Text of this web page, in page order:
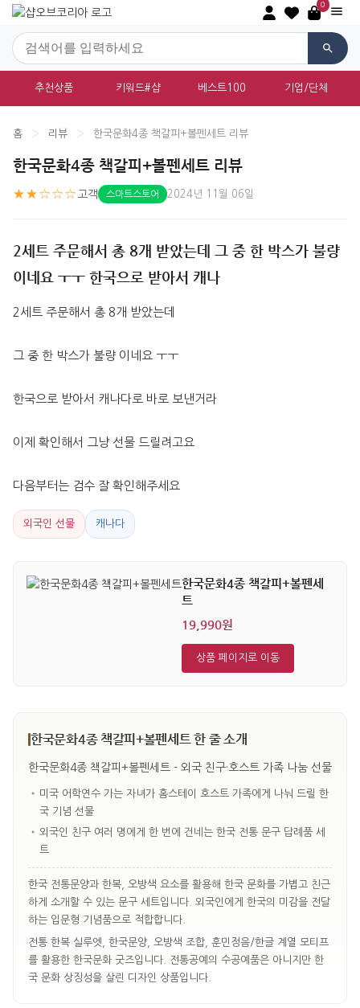
0
추천상품 키워드#샵 베스트100 기업/단체
홈 › 리뷰 › 한국문화4종 책갈피+볼펜세트 리뷰
한국문화4종 책갈피+볼펜세트 리뷰
★★☆☆☆ 고객 스마트스토어 2024년 11월 06일
2세트 주문해서 총 8개 받았는데 그 중 한 박스가 불량
이네요 ㅜㅜ 한국으로 받아서 캐나
2세트 주문해서 총 8개 받았는데
그 중 한 박스가 불량 이네요 ㅜㅜ
한국으로 받아서 캐나다로 바로 보낸거라
이제 확인해서 그냥 선물 드릴려고요
다음부터는 검수 잘 확인해주세요
외국인 선물 캐나다
한국문화4종 책갈피+볼펜세
트
19,990원
상품 페이지로 이동
한국문화4종 책갈피+볼펜세트 한 줄 소개
한국문화4종 책갈피+볼펜세트 - 외국 친구·호스트 가족 나눔 선물
• 미국 어학연수 가는 자녀가 홈스테이 호스트 가족에게 나눠 드릴 한
국 기념 선물
• 외국인 친구 여러 명에게 한 번에 건네는 한국 전통 문구 답례품 세
트
한국 전통문양과 한복, 오방색 요소를 활용해 한국 문화를 가볍고 친근
하게 소개할 수 있는 문구 세트입니다. 외국인에게 한국의 미감을 전달
하는 입문형 기념품으로 적합합니다.
전통 한복 실루엣, 한국문양, 오방색 조합, 훈민정음/한글 계열 모티프
를 활용한 한국문화 굿즈입니다. 전통공예의 수공예품은 아니지만 한
국 문화 상징성을 살린 디자인 상품입니다.